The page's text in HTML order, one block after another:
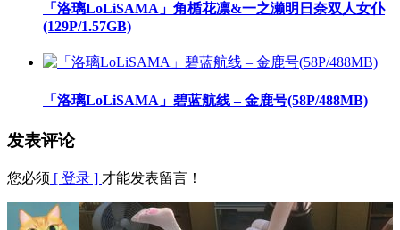
「洛璃LoLiSAMA」角楯花凛&一之濑明日奈双人女仆
(129P/1.57GB)
「洛璃LoLiSAMA」碧蓝航线 – 金鹿号(58P/488MB)
发表评论
您必须 [ 登录 ] 才能发表留言！